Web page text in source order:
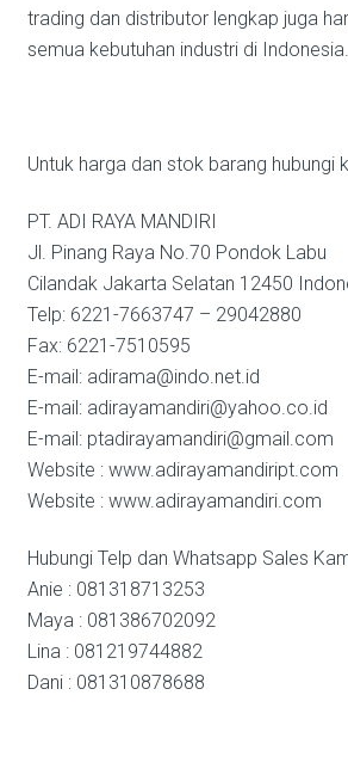
trading dan distributor lengkap juga
semua kebutuhan industri di Indonesia.
Untuk harga dan stok barang hubungi
PT. ADI RAYA MANDIRI
Jl. Pinang Raya No.70 Pondok Labu
Cilandak Jakarta Selatan 12450
Telp: 6221-7663747 – 29042880
Fax: 6221-7510595
E-mail: adirama@indo.net.id
E-mail: adirayamandiri@yahoo.co.id
E-mail: ptadirayamandiri@gmail.com
Website : www.adirayamandiript.com
Website : www.adirayamandiri.com
Hubungi Telp dan Whatsapp Sales
Anie : 081318713253
Maya : 081386702092
Lina : 081219744882
Dani : 081310878688